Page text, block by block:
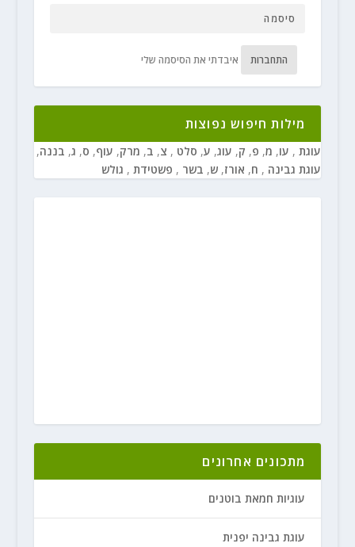
התחברות איבדתי את הסיסמה שלי
מילות חיפוש נפוצות
עוגת , עו, מ, פ, ק, עוג, ע, סלט , צ, ב, מרק, עוף, ס, ג, בננה,
עוגת גבינה , ח, אורז, ש, בשר , פשטידת , גולש
מתכונים אחרונים
עוגיות חמאת בוטנים
עוגת גבינה יפנית